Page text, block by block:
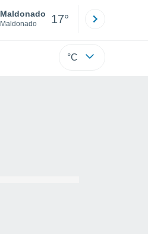
Maldonado
Maldonado 17°
°C